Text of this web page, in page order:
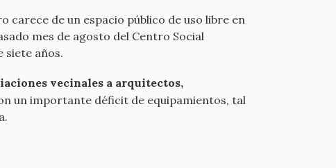
carece de un espacio público de uso libre en
mes de agosto del Centro Social
siete años.
vecinales a arquitectos,
un importante déficit de equipamientos, tal